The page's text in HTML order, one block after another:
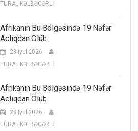
TURAL KƏLBƏCƏRLİ
Afrikanın Bu Bölgəsində 19 Nəfər
Aclıqdan Ölüb
28 İyul 2026
TURAL KƏLBƏCƏRLİ
Afrikanın Bu Bölgəsində 19 Nəfər
Aclıqdan Ölüb
28 İyul 2026
TURAL KƏLBƏCƏRLİ